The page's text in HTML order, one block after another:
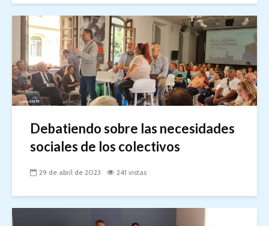
Debatiendo sobre las necesidades
sociales de los colectivos
29 de abril de 2023 241 vistas